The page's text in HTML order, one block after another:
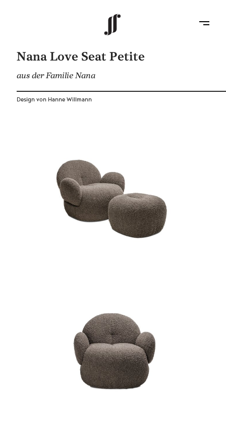
Nana Love Seat Petite
aus der Familie Nana
Design von Hanne Willmann